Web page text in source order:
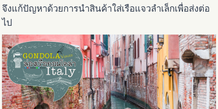
จึงแก้ปัญหาด้วยการนำสินค้าใส่เรือแจวลำเล็กเพื่อส่งต่อ
ไป